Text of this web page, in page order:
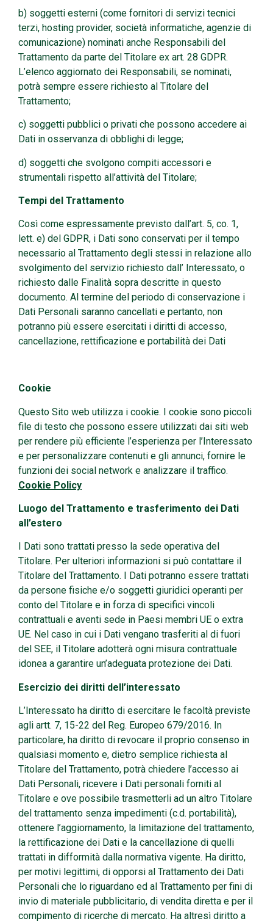
b) soggetti esterni (come fornitori di servizi tecnici
terzi, hosting provider, società informatiche, agenzie di
comunicazione) nominati anche Responsabili del
Trattamento da parte del Titolare ex art. 28 GDPR.
L’elenco aggiornato dei Responsabili, se nominati,
potrà sempre essere richiesto al Titolare del
Trattamento;
c) soggetti pubblici o privati che possono accedere ai
Dati in osservanza di obblighi di legge;
d) soggetti che svolgono compiti accessori e
strumentali rispetto all’attività del Titolare;
Tempi del Trattamento
Così come espressamente previsto dall’art. 5, co. 1,
lett. e) del GDPR, i Dati sono conservati per il tempo
necessario al Trattamento degli stessi in relazione allo
svolgimento del servizio richiesto dall’ Interessato, o
richiesto dalle Finalità sopra descritte in questo
documento. Al termine del periodo di conservazione i
Dati Personali saranno cancellati e pertanto, non
potranno più essere esercitati i diritti di accesso,
cancellazione, rettificazione e portabilità dei Dati
Cookie
Questo Sito web utilizza i cookie. I cookie sono piccoli
file di testo che possono essere utilizzati dai siti web
per rendere più efficiente l’esperienza per l’Interessato
e per personalizzare contenuti e gli annunci, fornire le
funzioni dei social network e analizzare il traffico.
Cookie Policy
Luogo del Trattamento e trasferimento dei Dati
all’estero
I Dati sono trattati presso la sede operativa del
Titolare. Per ulteriori informazioni si può contattare il
Titolare del Trattamento. I Dati potranno essere trattati
da persone fisiche e/o soggetti giuridici operanti per
conto del Titolare e in forza di specifici vincoli
contrattuali e aventi sede in Paesi membri UE o extra
UE. Nel caso in cui i Dati vengano trasferiti al di fuori
del SEE, il Titolare adotterà ogni misura contrattuale
idonea a garantire un’adeguata protezione dei Dati.
Esercizio dei diritti dell’interessato
L’Interessato ha diritto di esercitare le facoltà previste
agli artt. 7, 15-22 del Reg. Europeo 679/2016. In
particolare, ha diritto di revocare il proprio consenso in
qualsiasi momento e, dietro semplice richiesta al
Titolare del Trattamento, potrà chiedere l’accesso ai
Dati Personali, ricevere i Dati personali forniti al
Titolare e ove possibile trasmetterli ad un altro Titolare
del trattamento senza impedimenti (c.d. portabilità),
ottenere l’aggiornamento, la limitazione del trattamento,
la rettificazione dei Dati e la cancellazione di quelli
trattati in difformità dalla normativa vigente. Ha diritto,
per motivi legittimi, di opporsi al Trattamento dei Dati
Personali che lo riguardano ed al Trattamento per fini di
invio di materiale pubblicitario, di vendita diretta e per il
compimento di ricerche di mercato. Ha altresì diritto a